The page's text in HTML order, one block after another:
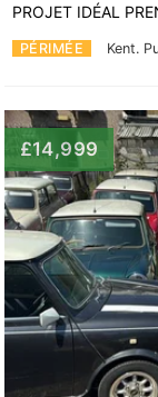
PÉRIMÉE Kent.
PROJET IDÉAL
£14,999